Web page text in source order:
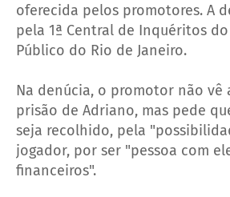
oferecida pelos promotores. A
pela 1ª Central de Inquéritos
Público do Rio de Janeiro.
Na denúcia, o promotor não vê
prisão de Adriano, mas pede
seja recolhido, pela
jogador, por ser "pessoa com
financeiros".